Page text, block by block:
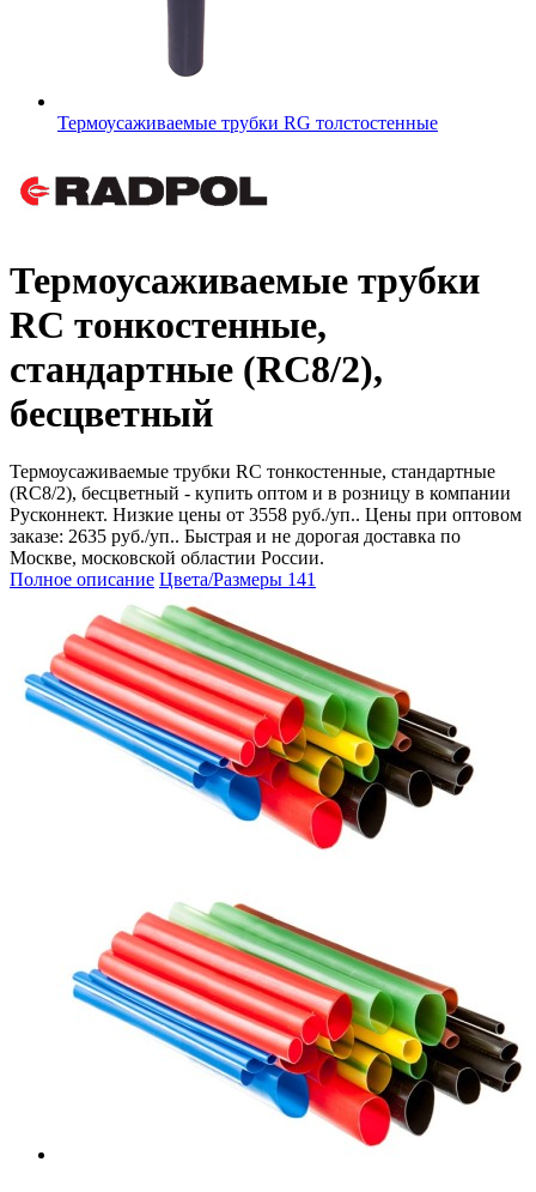
Термоусаживаемые трубки RG толстостенные
Термоусаживаемые трубки
RC тонкостенные,
стандартные (RC8/2),
бесцветный
Термоусаживаемые трубки RC тонкостенные, стандартные
(RC8/2), бесцветный - купить оптом и в розницу в компании
Русконнект. Низкие цены от 3558 руб./уп.. Цены при оптовом
заказе: 2635 руб./уп.. Быстрая и не дорогая доставка по
Москве, московской областии России.
Полное описание Цвета/Размеры 141